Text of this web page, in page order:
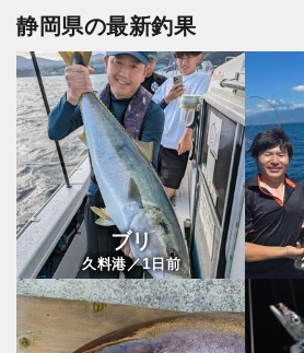
静岡県の最新釣果
ブリ
久料港／1日前